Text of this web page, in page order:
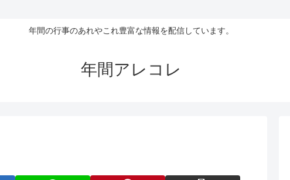
年間の行事のあれやこれ豊富な情報を配信しています。
年間アレコレ